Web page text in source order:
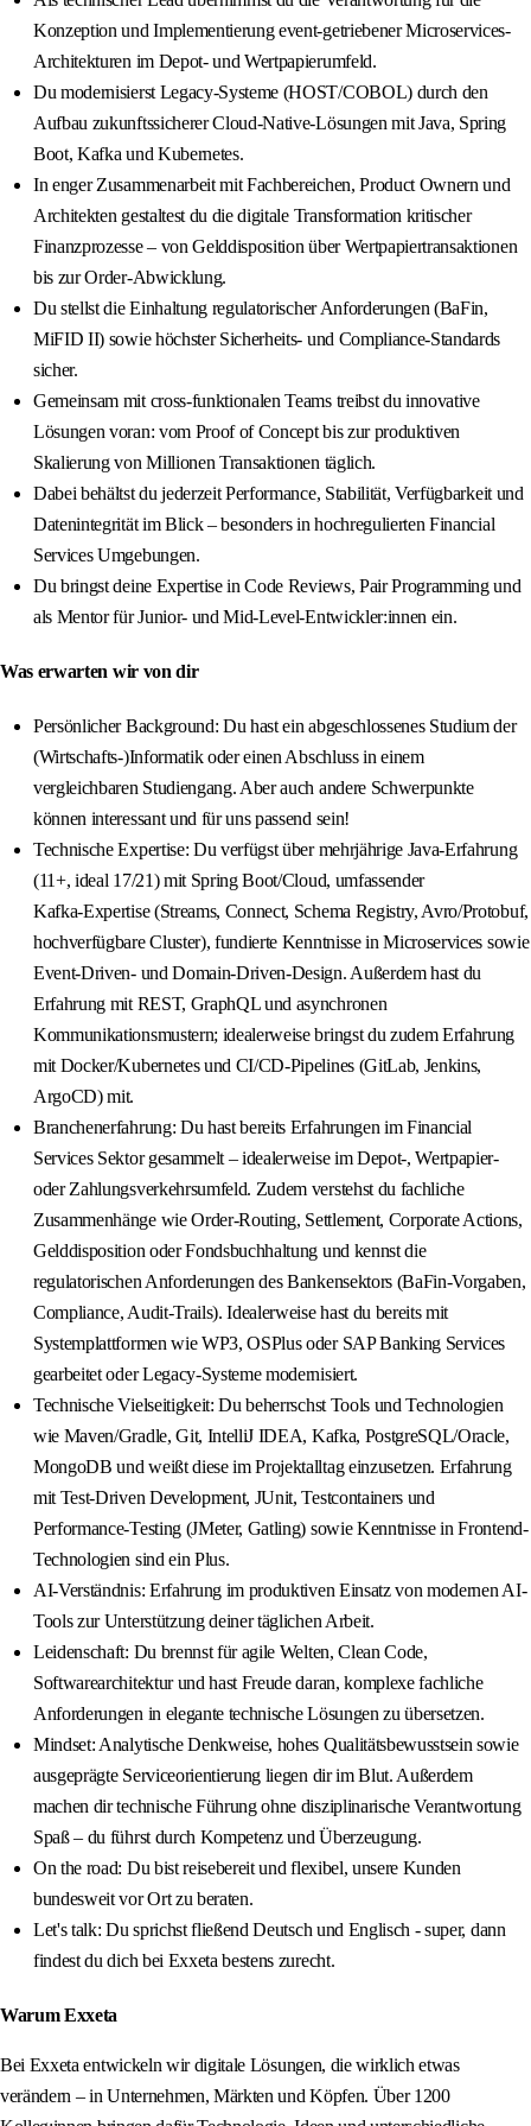
Konzeption und Implementierung event-getriebener Microservices-
Architekturen im Depot- und Wertpapierumfeld.
Du modernisierst Legacy-Systeme (HOST/COBOL) durch den
Aufbau zukunftssicherer Cloud-Native-Lösungen mit Java, Spring
Boot, Kafka und Kubernetes.
In enger Zusammenarbeit mit Fachbereichen, Product Ownern und
Architekten gestaltest du die digitale Transformation kritischer
Finanzprozesse – von Gelddisposition über Wertpapiertransaktionen
bis zur Order-Abwicklung.
Du stellst die Einhaltung regulatorischer Anforderungen (BaFin,
MiFID II) sowie höchster Sicherheits- und Compliance-Standards
sicher.
Gemeinsam mit cross-funktionalen Teams treibst du innovative
Lösungen voran: vom Proof of Concept bis zur produktiven
Skalierung von Millionen Transaktionen täglich.
Dabei behältst du jederzeit Performance, Stabilität, Verfügbarkeit und
Datenintegrität im Blick – besonders in hochregulierten Financial
Services Umgebungen.
Du bringst deine Expertise in Code Reviews, Pair Programming und
als Mentor für Junior- und Mid-Level-Entwickler:innen ein.
Was erwarten wir von dir
Persönlicher Background: Du hast ein abgeschlossenes Studium der
(Wirtschafts-)Informatik oder einen Abschluss in einem
vergleichbaren Studiengang. Aber auch andere Schwerpunkte
können interessant und für uns passend sein!
Technische Expertise: Du verfügst über mehrjährige Java‑Erfahrung
(11+, ideal 17/21) mit Spring Boot/Cloud, umfassender
Kafka‑Expertise (Streams, Connect, Schema Registry, Avro/Protobuf,
hochverfügbare Cluster), fundierte Kenntnisse in Microservices sowie
Event‑Driven‑ und Domain‑Driven‑Design. Außerdem hast du
Erfahrung mit REST, GraphQL und asynchronen
Kommunikationsmustern; idealerweise bringst du zudem Erfahrung
mit Docker/Kubernetes und CI/CD‑Pipelines (GitLab, Jenkins,
ArgoCD) mit.
Branchenerfahrung: Du hast bereits Erfahrungen im Financial
Services Sektor gesammelt – idealerweise im Depot-, Wertpapier-
oder Zahlungsverkehrsumfeld. Zudem verstehst du fachliche
Zusammenhänge wie Order-Routing, Settlement, Corporate Actions,
Gelddisposition oder Fondsbuchhaltung und kennst die
regulatorischen Anforderungen des Bankensektors (BaFin-Vorgaben,
Compliance, Audit-Trails). Idealerweise hast du bereits mit
Systemplattformen wie WP3, OSPlus oder SAP Banking Services
gearbeitet oder Legacy-Systeme modernisiert.
Technische Vielseitigkeit: Du beherrschst Tools und Technologien
wie Maven/Gradle, Git, IntelliJ IDEA, Kafka, PostgreSQL/Oracle,
MongoDB und weißt diese im Projektalltag einzusetzen. Erfahrung
mit Test-Driven Development, JUnit, Testcontainers und
Performance-Testing (JMeter, Gatling) sowie Kenntnisse in Frontend-
Technologien sind ein Plus.
AI-Verständnis: Erfahrung im produktiven Einsatz von modernen AI-
Tools zur Unterstützung deiner täglichen Arbeit.
Leidenschaft: Du brennst für agile Welten, Clean Code,
Softwarearchitektur und hast Freude daran, komplexe fachliche
Anforderungen in elegante technische Lösungen zu übersetzen.
Mindset: Analytische Denkweise, hohes Qualitätsbewusstsein sowie
ausgeprägte Serviceorientierung liegen dir im Blut. Außerdem
machen dir technische Führung ohne disziplinarische Verantwortung
Spaß – du führst durch Kompetenz und Überzeugung.
On the road: Du bist reisebereit und flexibel, unsere Kunden
bundesweit vor Ort zu beraten.
Let's talk: Du sprichst fließend Deutsch und Englisch - super, dann
findest du dich bei Exxeta bestens zurecht.
Warum Exxeta
Bei Exxeta entwickeln wir digitale Lösungen, die wirklich etwas
verändern – in Unternehmen, Märkten und Köpfen. Über 1200